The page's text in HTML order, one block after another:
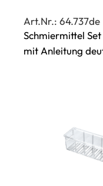
Art.Nr.: 64.737de
Schmiermittel
mit Anleitung